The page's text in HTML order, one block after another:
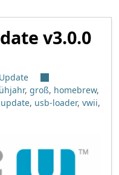
v3.0.0
, groß, homebrew,
update, usb-loader, vwii,